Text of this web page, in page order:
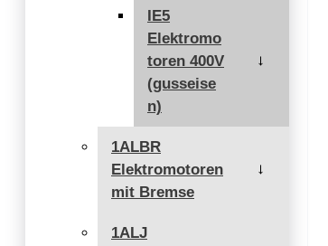
IE5
Elektromo
toren 400V
(gusseise
n)
→
1ALBR
Elektromotoren
mit Bremse
→
1ALJ